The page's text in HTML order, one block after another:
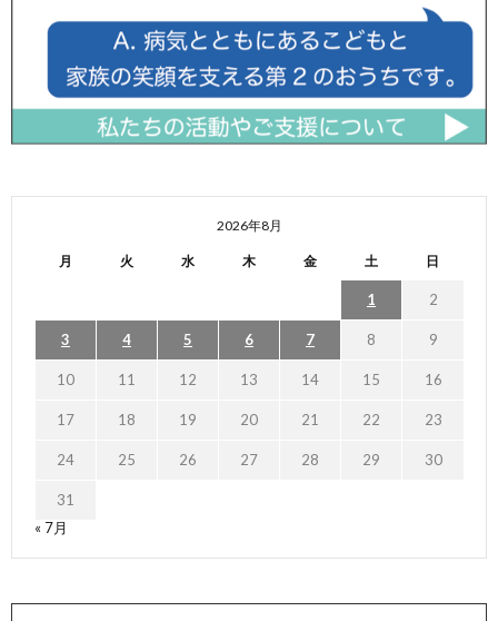
2026年8月
月 火 水 木 金 土 日
1 2
3 4 5 6 7 8 9
10 11 12 13 14 15 16
17 18 19 20 21 22 23
24 25 26 27 28 29 30
31
« 7月